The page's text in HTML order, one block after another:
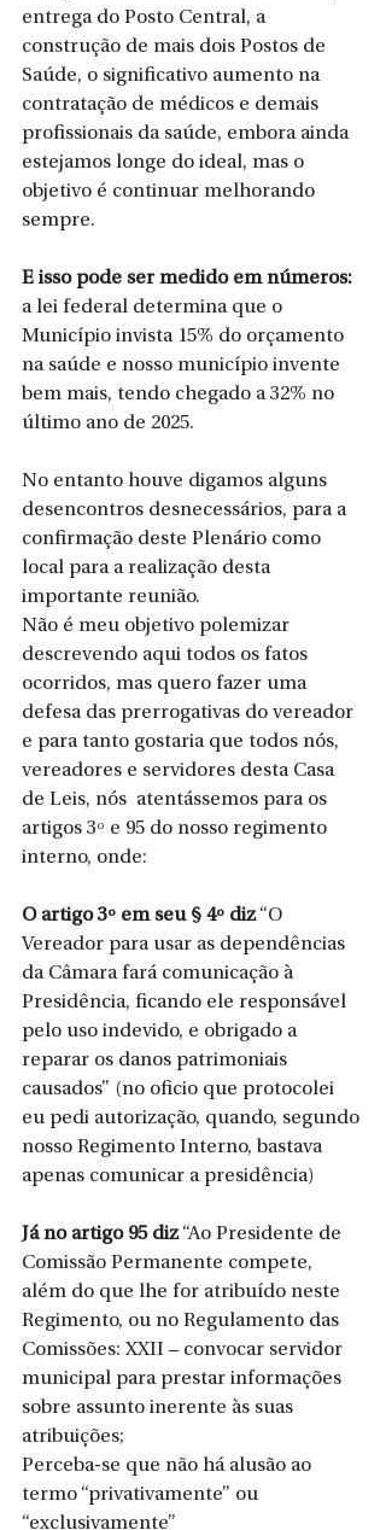
entrega do Posto Central, a
construção de mais dois Postos de
Saúde, o significativo aumento na
contratação de médicos e demais
profissionais da saúde, embora ainda
estejamos longe do ideal, mas o
objetivo é continuar melhorando
sempre.
E isso pode ser medido em números:
a lei federal determina que o
Município invista 15% do orçamento
na saúde e nosso município invente
bem mais, tendo chegado a 32% no
último ano de 2025.
No entanto houve digamos alguns
desencontros desnecessários, para a
confirmação deste Plenário como
local para a realização desta
importante reunião.
Não é meu objetivo polemizar
descrevendo aqui todos os fatos
ocorridos, mas quero fazer uma
defesa das prerrogativas do vereador
e para tanto gostaria que todos nós,
vereadores e servidores desta Casa
de Leis, nós ​ atentássemos para os
artigos 3º e 95 do nosso regimento
interno, onde:​
O artigo 3º em seu § 4º diz “O
Vereador para usar as dependências
da Câmara fará comunicação à
Presidência, ficando ele responsável
pelo uso indevido, e obrigado a
reparar os danos patrimoniais
causados” (no oficio que protocolei
eu pedi autorização, quando, segundo
nosso Regimento Interno, bastava
apenas comunicar a presidência)
Já no artigo 95 diz “Ao Presidente de
Comissão Permanente compete,
além do que lhe for atribuído neste
Regimento, ou no Regulamento das
Comissões: XXII – convocar servidor
municipal para prestar informações
sobre assunto inerente às suas
atribuições;
Perceba-se que não há alusão ao
termo “privativamente” ou
“exclusivamente”